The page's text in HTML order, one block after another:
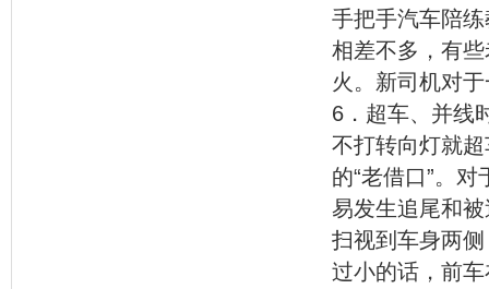
手把手汽车陪
相差不多，有
火。新司机对
6．超车、并线
不打转向灯就
的“老借口”。
易发生追尾和
扫视到车身两
过小的话，前